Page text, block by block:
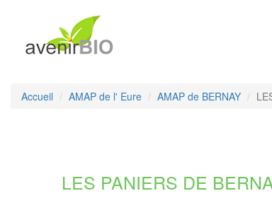
Accueil AMAP de l' Eure AMAP de BERNAY
LES PANIERS DE